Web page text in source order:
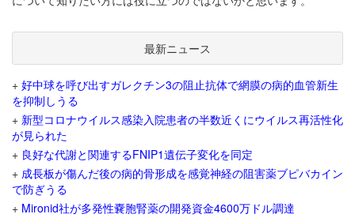
最新ニュース
+ 好中球を呼び出すガレクチン3の阻止抗体で網膜の病的血管新生
を抑制しうる
+ 新型コロナウイルス感染入院患者の半数近くにウイルス再活性化
が見られた
+ 良好な代謝と関連するFNIP1遺伝子変化を同定
+ 成長板が傷んだ後の病的骨形成を感覚神経の阻害薬ブピバカイン
で防ぎうる
+ Mironid社が多発性嚢胞腎薬の開発資金4600万ドル調達